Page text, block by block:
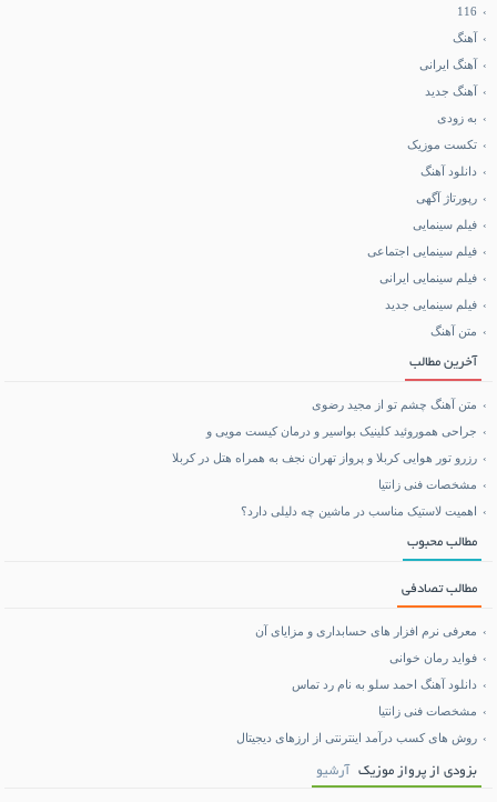
فروشگاه تجهیزات کوهنوردی
آموزش هاستینگ و سرور
خرید کالا
خرید BCAA
خرید بلیط هواپیما
بلیط هواپیما تهران مشهد
116
آهنگ
آهنگ ایرانی
آهنگ جدید
به زودی
تکست موزیک
دانلود آهنگ
رپورتاژ آگهی
فیلم سینمایی
فیلم سینمایی اجتماعی
فیلم سینمایی ایرانی
فیلم سینمایی جدید
متن آهنگ
آخرین مطالب
متن آهنگ چشم تو از مجید رضوی
جراحی هموروئید کلینیک بواسیر و درمان کیست مویی و
رزرو تور هوایی کربلا و پرواز تهران نجف به همراه هتل در کربلا
مشخصات فنی زانتیا
اهمیت لاستیک مناسب در ماشین چه دلیلی دارد؟
مطالب محبوب
مطالب تصادفی
معرفی نرم افزار های حسابداری و مزایای آن
فواید رمان خوانی
دانلود آهنگ احمد سلو به نام رد تماس
مشخصات فنی زانتیا
روش های کسب درآمد اینترنتی از ارزهای دیجیتال
بزودی از پرواز موزیک آرشیو